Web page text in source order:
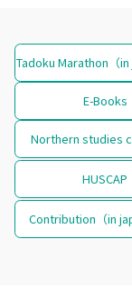
Tadoku Marathon（in
E-Books
Northern studies
HUSCAP
Contribution（in